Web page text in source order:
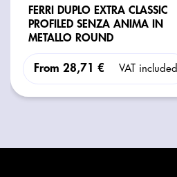
FERRI DUPLO EXTRA CLASSIC
PROFILED SENZA ANIMA IN
METALLO ROUND
From 28,71 € VAT included